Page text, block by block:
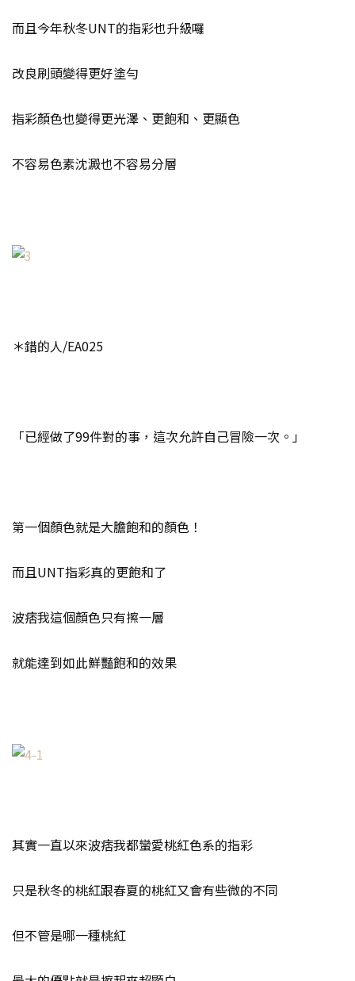
而且今年秋冬UNT的指彩也升級囉
改良刷頭變得更好塗勻
指彩顏色也變得更光澤、更飽和、更顯色
不容易色素沈澱也不容易分層
＊錯的人/EA025
「已經做了99件對的事，這次允許自己冒險一次。」
第一個顏色就是大膽飽和的顏色！
而且UNT指彩真的更飽和了
波痞我這個顏色只有擦一層
就能達到如此鮮豔飽和的效果
其實一直以來波痞我都蠻愛桃紅色系的指彩
只是秋冬的桃紅跟春夏的桃紅又會有些微的不同
但不管是哪一種桃紅